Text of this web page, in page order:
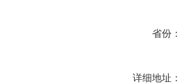
省份：
详细地址：